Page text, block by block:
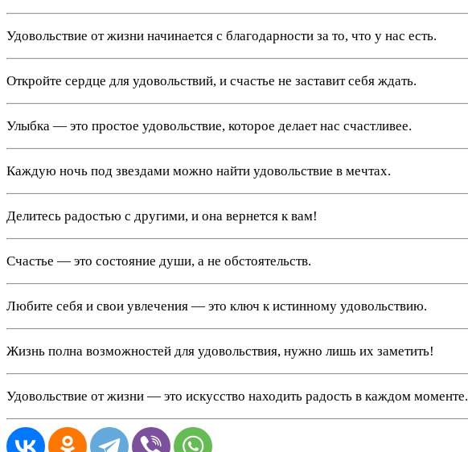
Удовольствие от жизни начинается с благодарности за то, что у нас есть.
Откройте сердце для удовольствий, и счастье не заставит себя ждать.
Улыбка — это простое удовольствие, которое делает нас счастливее.
Каждую ночь под звездами можно найти удовольствие в мечтах.
Делитесь радостью с другими, и она вернется к вам!
Счастье — это состояние души, а не обстоятельств.
Любите себя и свои увлечения — это ключ к истинному удовольствию.
Жизнь полна возможностей для удовольствия, нужно лишь их заметить!
Удовольствие от жизни — это искусство находить радость в каждом моменте.